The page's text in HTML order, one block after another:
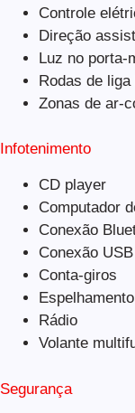
Controle
Direção
Luz no porta-
Rodas de liga
Zonas de ar-
Infotenimento
CD player
Computador
Conexão
Conexão USB
Conta-giros
Rádio
Volante
Segurança